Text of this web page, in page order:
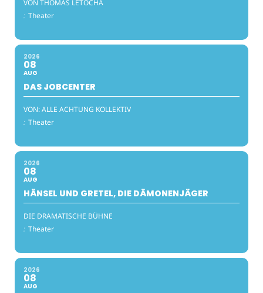
VON THOMAS LETOCHA
: Theater
2026
08
AUG
DAS JOBCENTER
VON: ALLE ACHTUNG KOLLEKTIV
: Theater
2026
08
AUG
HÄNSEL UND GRETEL, DIE DÄMONENJÄGER
DIE DRAMATISCHE BÜHNE
: Theater
2026
08
AUG